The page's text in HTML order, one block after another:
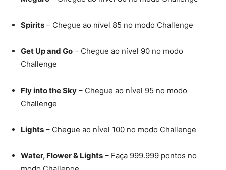
Spirits – Chegue ao nível 85 no modo Challenge
Get Up and Go – Chegue ao nível 90 no modo
Challenge
Fly into the Sky – Chegue ao nível 95 no modo
Challenge
Lights – Chegue ao nível 100 no modo Challenge
Water, Flower & Lights – Faça 999.999 pontos no